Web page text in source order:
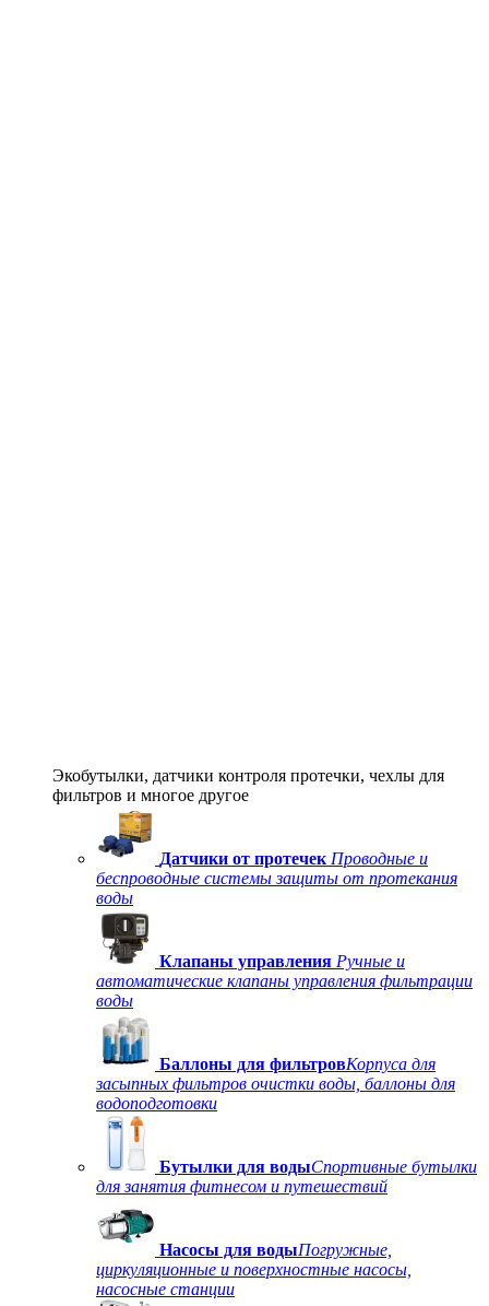
Экобутылки, датчики контроля протечки, чехлы для
фильтров и многое другое
Датчики от протечек Проводные и
беспроводные системы защиты от протекания
воды
Клапаны управления Ручные и
автоматические клапаны управления фильтрации
воды
Баллоны для фильтровКорпуса для
засыпных фильтров очистки воды, баллоны для
водоподготовки
Бутылки для водыСпортивные бутылки
для занятия фитнесом и путешествий
Насосы для водыПогружные,
циркуляционные и поверхностные насосы,
насосные станции